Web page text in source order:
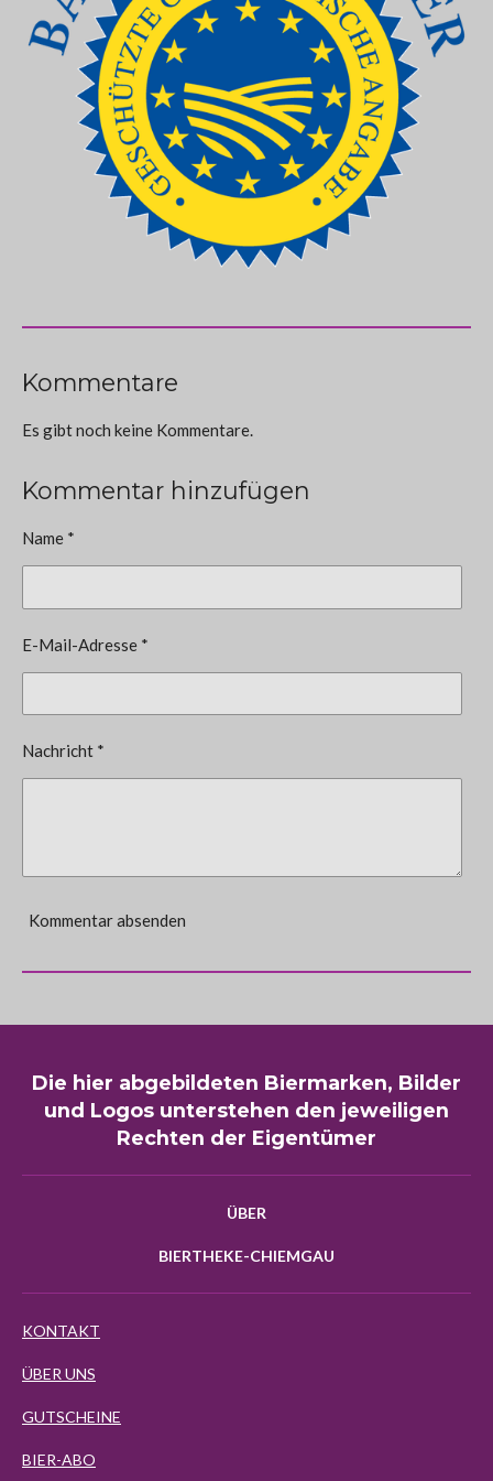
Kommentare
Es gibt noch keine Kommentare.
Kommentar hinzufügen
Name *
E-Mail-Adresse *
Nachricht *
Kommentar absenden
Die hier abgebildeten Biermarken, Bilder
und Logos unterstehen den jeweiligen
Rechten der Eigentümer
ÜBER
BIERTHEKE-CHIEMGAU
KONTAKT
ÜBER UNS
GUTSCHEINE
BIER-ABO